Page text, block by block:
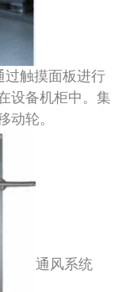
过触摸面板进行
设备机柜中。集
动轮。
通风系统